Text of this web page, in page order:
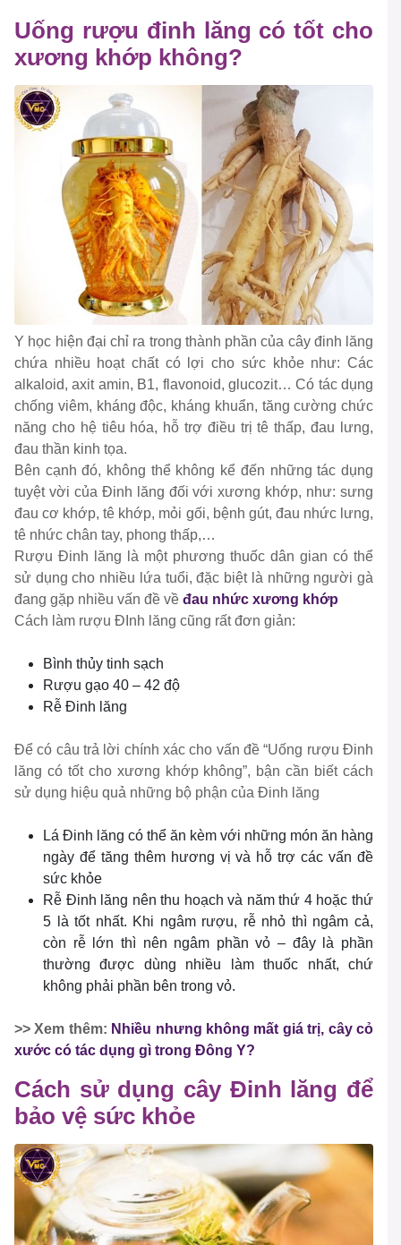
Uống rượu đinh lăng có tốt cho
xương khớp không?
Y học hiện đại chỉ ra trong thành phần của cây đinh lăng
chứa nhiều hoạt chất có lợi cho sức khỏe như: Các
alkaloid, axit amin, B1, flavonoid, glucozit… Có tác dụng
chống viêm, kháng độc, kháng khuẩn, tăng cường chức
năng cho hệ tiêu hóa, hỗ trợ điều trị tê thấp, đau lưng,
đau thần kinh tọa.
Bên cạnh đó, không thể không kể đến những tác dụng
tuyệt vời của Đinh lăng đối với xương khớp, như: sưng
đau cơ khớp, tê khớp, mỏi gối, bệnh gút, đau nhức lưng,
tê nhức chân tay, phong thấp,…
Rượu Đinh lăng là một phương thuốc dân gian có thể
sử dụng cho nhiều lứa tuổi, đặc biệt là những người gà
đang gặp nhiều vấn đề về đau nhức xương khớp
Cách làm rượu ĐInh lăng cũng rất đơn giản:
Bình thủy tinh sạch
Rượu gạo 40 – 42 độ
Rễ Đinh lăng
Để có câu trả lời chính xác cho vấn đề “Uống rượu Đinh
lăng có tốt cho xương khớp không”, bận cần biết cách
sử dụng hiệu quả những bộ phận của Đinh lăng
Lá Đinh lăng có thể ăn kèm với những món ăn hàng
ngày để tăng thêm hương vị và hỗ trợ các vấn đề
sức khỏe
Rễ Đinh lăng nên thu hoạch và năm thứ 4 hoặc thứ
5 là tốt nhất. Khi ngâm rượu, rễ nhỏ thì ngâm cả,
còn rễ lớn thì nên ngâm phần vỏ – đây là phần
thường được dùng nhiều làm thuốc nhất, chứ
không phải phần bên trong vỏ.
>> Xem thêm: Nhiều nhưng không mất giá trị, cây cỏ
xước có tác dụng gì trong Đông Y?
Cách sử dụng cây Đinh lăng để
bảo vệ sức khỏe